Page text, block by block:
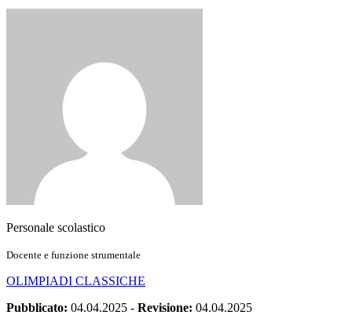
Personale scolastico
Docente e funzione strumentale
OLIMPIADI CLASSICHE
Pubblicato: 04.04.2025 - Revisione: 04.04.2025